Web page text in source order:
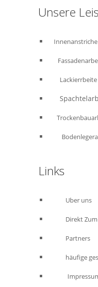
Unsere
Innenanstriche
Lackierrbeite
Links
Uber uns
Direkt
Partners
häufige